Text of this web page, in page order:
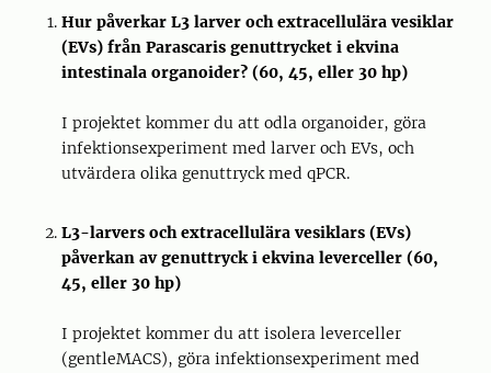
Hur påverkar L3 larver och extracellulära vesiklar
(EVs) från Parascaris genuttrycket i ekvina
intestinala organoider? (60, 45, eller 30 hp)
I projektet kommer du att odla organoider, göra
infektionsexperiment med larver och EVs, och
utvärdera olika genuttryck med qPCR.
L3-larvers och extracellulära vesiklars (EVs)
påverkan av genuttryck i ekvina leverceller (60,
45, eller 30 hp)
I projektet kommer du att isolera leverceller
(gentleMACS), göra infektionsexperiment med